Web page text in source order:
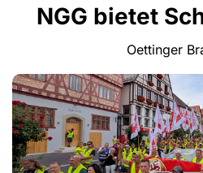
NGG bietet
Oettinger